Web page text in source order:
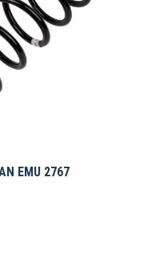
EMU 2767